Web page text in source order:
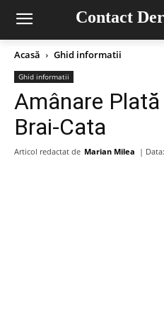
Contact
Acasă Ghid informatii
Ghid informatii
Amânare
Brai-Cata
Articol redactat de Marian Milea | Data: